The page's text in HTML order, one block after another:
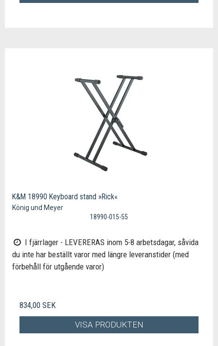
K&M 18990 Keyboard stand »Rick«
König und Meyer
18990-015-55
I fjärrlager - LEVERERAS inom 5-8 arbetsdagar, såvida
du inte har beställt varor med längre leveranstider (med
förbehåll för utgående varor)
834,00 SEK
VISA PRODUKTEN